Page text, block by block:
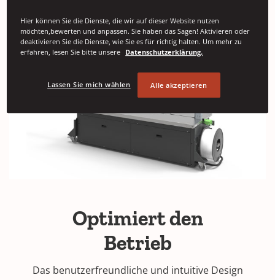
Optimiert den
Betrieb
Das benutzerfreundliche und intuitive Design
Hier können Sie die Dienste, die wir auf dieser Website nutzen
möchten,bewerten und anpassen. Sie haben das Sagen! Aktivieren oder
deaktivieren Sie die Dienste, wie Sie es für richtig halten. Um mehr zu
erfahren, lesen Sie bitte unsere Datenschutzerklärung.
Lassen Sie mich wählen Alle akzeptieren